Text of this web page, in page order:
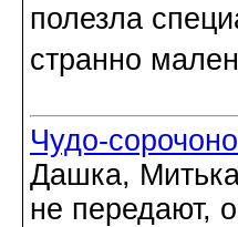
полезла
странно
Чудо-
Дашка,
не передают,